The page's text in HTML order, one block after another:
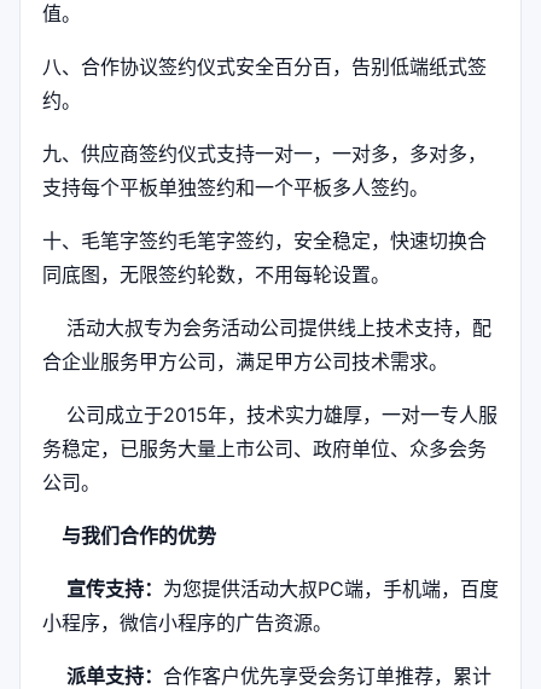
值。
八、合作协议签约仪式安全百分百，告别低端纸式签
约。
九、供应商签约仪式支持一对一，一对多，多对多，
支持每个平板单独签约和一个平板多人签约。
十、毛笔字签约毛笔字签约，安全稳定，快速切换合
同底图，无限签约轮数，不用每轮设置。
活动大叔专为会务活动公司提供线上技术支持，配
合企业服务甲方公司，满足甲方公司技术需求。
公司成立于2015年，技术实力雄厚，一对一专人服
务稳定，已服务大量上市公司、政府单位、众多会务
公司。
与我们合作的优势
宣传支持： 为您提供活动大叔PC端，手机端，百度
小程序，微信小程序的广告资源。
派单支持： 合作客户优先享受会务订单推荐，累计